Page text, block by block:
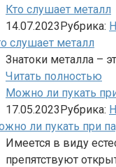
Кто слушает металл
14.07.2023Рубрика:
Знатоки металла –
Читать полностью
Можно ли пукать
17.05.2023Рубрика:
Имеется в виду
препятствуют